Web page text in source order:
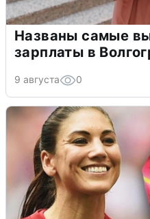
Названы самые
зарплаты в
9 августа 0